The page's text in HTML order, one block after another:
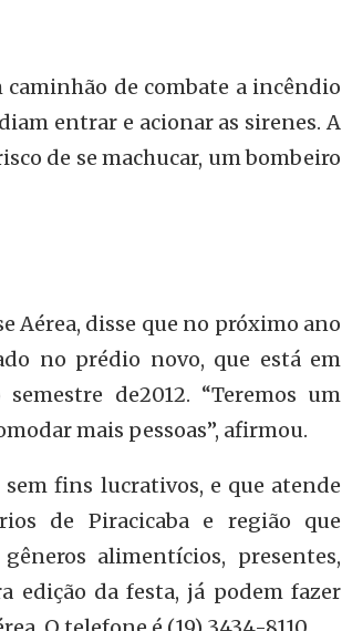
de combate a incêndio
entrar e acionar as sirenes. A
de se machucar, um bombeiro
Aérea, disse que no próximo ano
no prédio novo, que está em
de2012. “Teremos um
mais pessoas”, afirmou.
fins lucrativos, e que atende
de Piracicaba e região que
alimentícios, presentes,
edição da festa, já podem fazer